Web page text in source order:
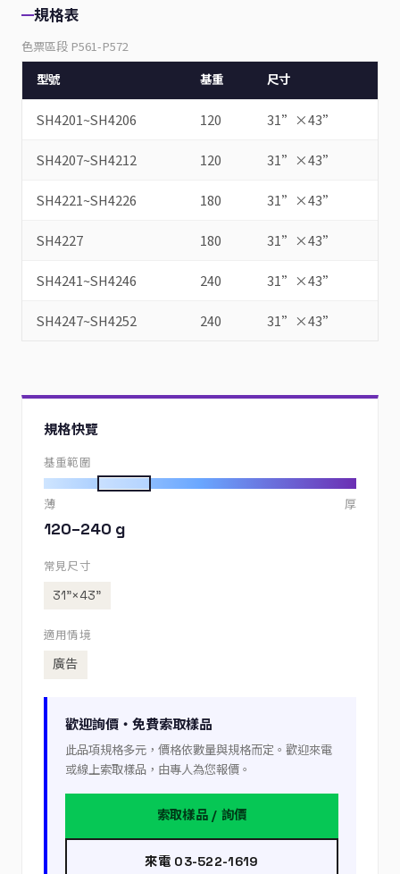
規格表
色票區段 P561-P572
型號 基重 尺寸
SH4201~SH4206 120 31”×43”
SH4207~SH4212 120 31”×43”
SH4221~SH4226 180 31”×43”
SH4227 180 31”×43”
SH4241~SH4246 240 31”×43”
SH4247~SH4252 240 31”×43”
規格快覽
基重範圍
薄 厚
120–240 g
常見尺寸
31”×43”
適用情境
廣告
歡迎詢價・免費索取樣品
此品項規格多元，價格依數量與規格而定。歡迎來電
或線上索取樣品，由專人為您報價。
索取樣品 / 詢價
來電 03-522-1619